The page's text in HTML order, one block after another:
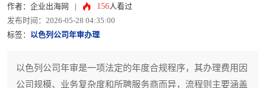
作者：企业出海网 156人看过
发布时间：2026-05-28 04:35:00
标签： 以色列公司年审办理
以色列公司年审是一项法定的年度合规程序，其办理费用因
公司规模、业务复杂度和所聘服务商而异，流程则主要涵盖